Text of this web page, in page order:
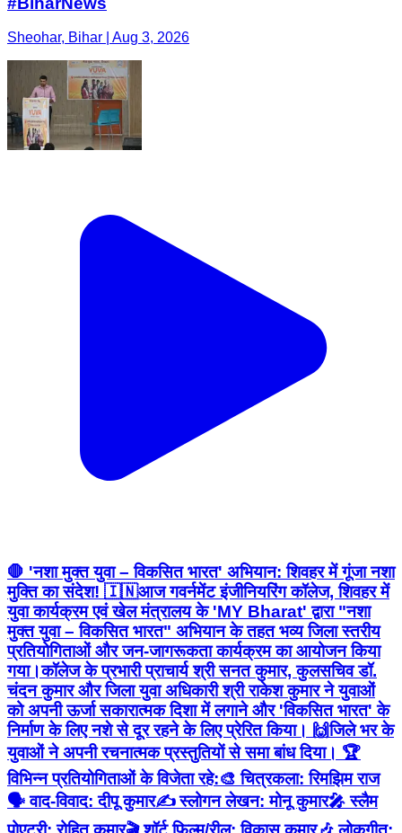
Sheohar, Bihar | Aug 3, 2026
🛑 'नशा मुक्त युवा – विकसित भारत' अभियान: शिवहर में गूंजा नशा
मुक्ति का संदेश! 🇮🇳 ​आज गवर्नमेंट इंजीनियरिंग कॉलेज, शिवहर में
युवा कार्यक्रम एवं खेल मंत्रालय के 'MY Bharat' द्वारा "नशा
मुक्त युवा – विकसित भारत" अभियान के तहत भव्य जिला स्तरीय
प्रतियोगिताओं और जन-जागरूकता कार्यक्रम का आयोजन किया
गया। ​कॉलेज के प्रभारी प्राचार्य श्री सनत कुमार, कुलसचिव डॉ.
चंदन कुमार और जिला युवा अधिकारी श्री राकेश कुमार ने युवाओं
को अपनी ऊर्जा सकारात्मक दिशा में लगाने और 'विकसित भारत' के
निर्माण के लिए नशे से दूर रहने के लिए प्रेरित किया। 🙌 ​जिले भर के
युवाओं ने अपनी रचनात्मक प्रस्तुतियों से समा बांध दिया। 🏆
विभिन्न प्रतियोगिताओं के विजेता रहे: ​🎨 चित्रकला: रिमझिम राज ​
🗣️ वाद-विवाद: दीपू कुमार ​✍️ स्लोगन लेखन: मोनू कुमार ​🎤 स्लैम